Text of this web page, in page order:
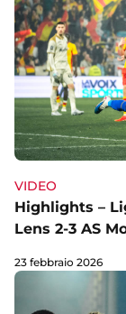
VIDEO
Highlights –
Lens 2-3 AS
23 febbraio 2026